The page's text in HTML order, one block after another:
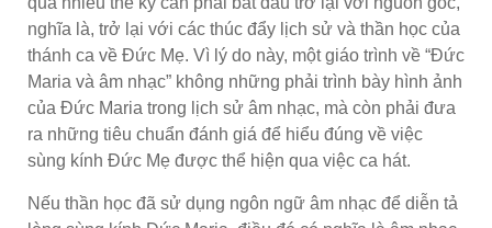
nghĩa là, trở lại với các thúc đẩy lịch sử và thần học của
thánh ca về Đức Mẹ. Vì lý do này, một giáo trình về “Đức
Maria và âm nhạc” không những phải trình bày hình ảnh
của Đức Maria trong lịch sử âm nhạc, mà còn phải đưa
ra những tiêu chuẩn đánh giá để hiểu đúng về việc
sùng kính Đức Mẹ được thể hiện qua việc ca hát.
Nếu thần học đã sử dụng ngôn ngữ âm nhạc để diễn tả